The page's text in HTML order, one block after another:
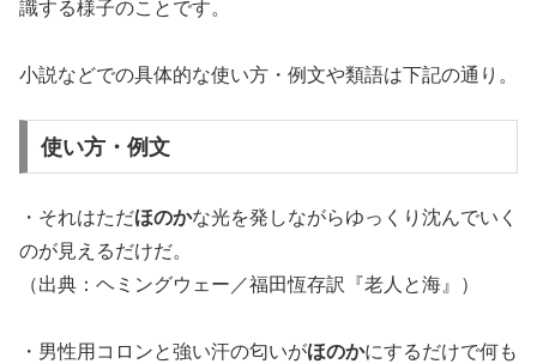
識する様子のことです。
小説などでの具体的な使い方・例文や類語は下記の通り。
使い方・例文
・それはただほのかな光を発しながらゆっくり沈んでいく
のが見えるだけだ。
（出典：ヘミングウェー／福田恆存訳『老人と海』）
・男性用コロンと強い汗の匂いがほのかにするだけで何も